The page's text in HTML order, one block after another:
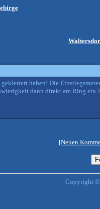
haben! Die
dann direkt am Ring ein
[Neuen
Copyright ©